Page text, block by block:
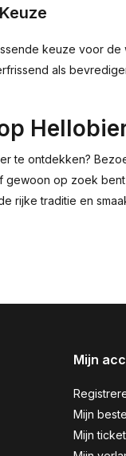
keuze voor
als
te ontdekken?
op zoek
rijke traditie en
Mijn
Mijn
Mijn